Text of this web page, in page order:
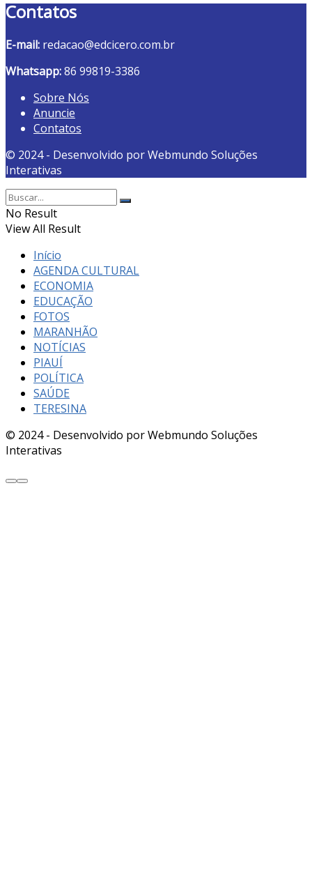
Contatos
E-mail: redacao@edcicero.com.br
Whatsapp:86 99819-3386
Sobre Nós
Anuncie
Contatos
© 2024 - Desenvolvido por Webmundo Soluções
Interativas
No Result
View All Result
Início
AGENDA CULTURAL
ECONOMIA
EDUCAÇÃO
FOTOS
MARANHÃO
NOTÍCIAS
PIAUÍ
POLÍTICA
SAÚDE
TERESINA
© 2024 - Desenvolvido por Webmundo Soluções
Interativas